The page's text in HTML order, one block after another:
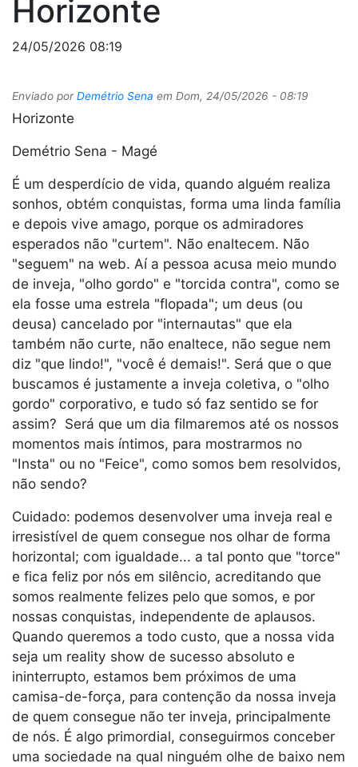
Horizonte
24/05/2026 08:19
Enviado porDemétrio Sena em Dom, 24/05/2026 - 08:19
Horizonte
Demétrio Sena - Magé
É um desperdício de vida, quando alguém realiza
sonhos, obtém conquistas, forma uma linda família
e depois vive amago, porque os admiradores
esperados não "curtem". Não enaltecem. Não
"seguem" na web. Aí a pessoa acusa meio mundo
de inveja, "olho gordo" e "torcida contra", como se
ela fosse uma estrela "flopada"; um deus (ou
deusa) cancelado por "internautas" que ela
também não curte, não enaltece, não segue nem
diz "que lindo!", "você é demais!". Será que o que
buscamos é justamente a inveja coletiva, o "olho
gordo" corporativo, e tudo só faz sentido se for
assim? Será que um dia filmaremos até os nossos
momentos mais íntimos, para mostrarmos no
"Insta" ou no "Feice", como somos bem resolvidos,
não sendo?
Cuidado: podemos desenvolver uma inveja real e
irresistível de quem consegue nos olhar de forma
horizontal; com igualdade... a tal ponto que "torce"
e fica feliz por nós em silêncio, acreditando que
somos realmente felizes pelo que somos, e por
nossas conquistas, independente de aplausos.
Quando queremos a todo custo, que a nossa vida
seja um reality show de sucesso absoluto e
ininterrupto, estamos bem próximos de uma
camisa-de-força, para contenção da nossa inveja
de quem consegue não ter inveja, principalmente
de nós. É algo primordial, conseguirmos conceber
uma sociedade na qual ninguém olhe de baixo nem